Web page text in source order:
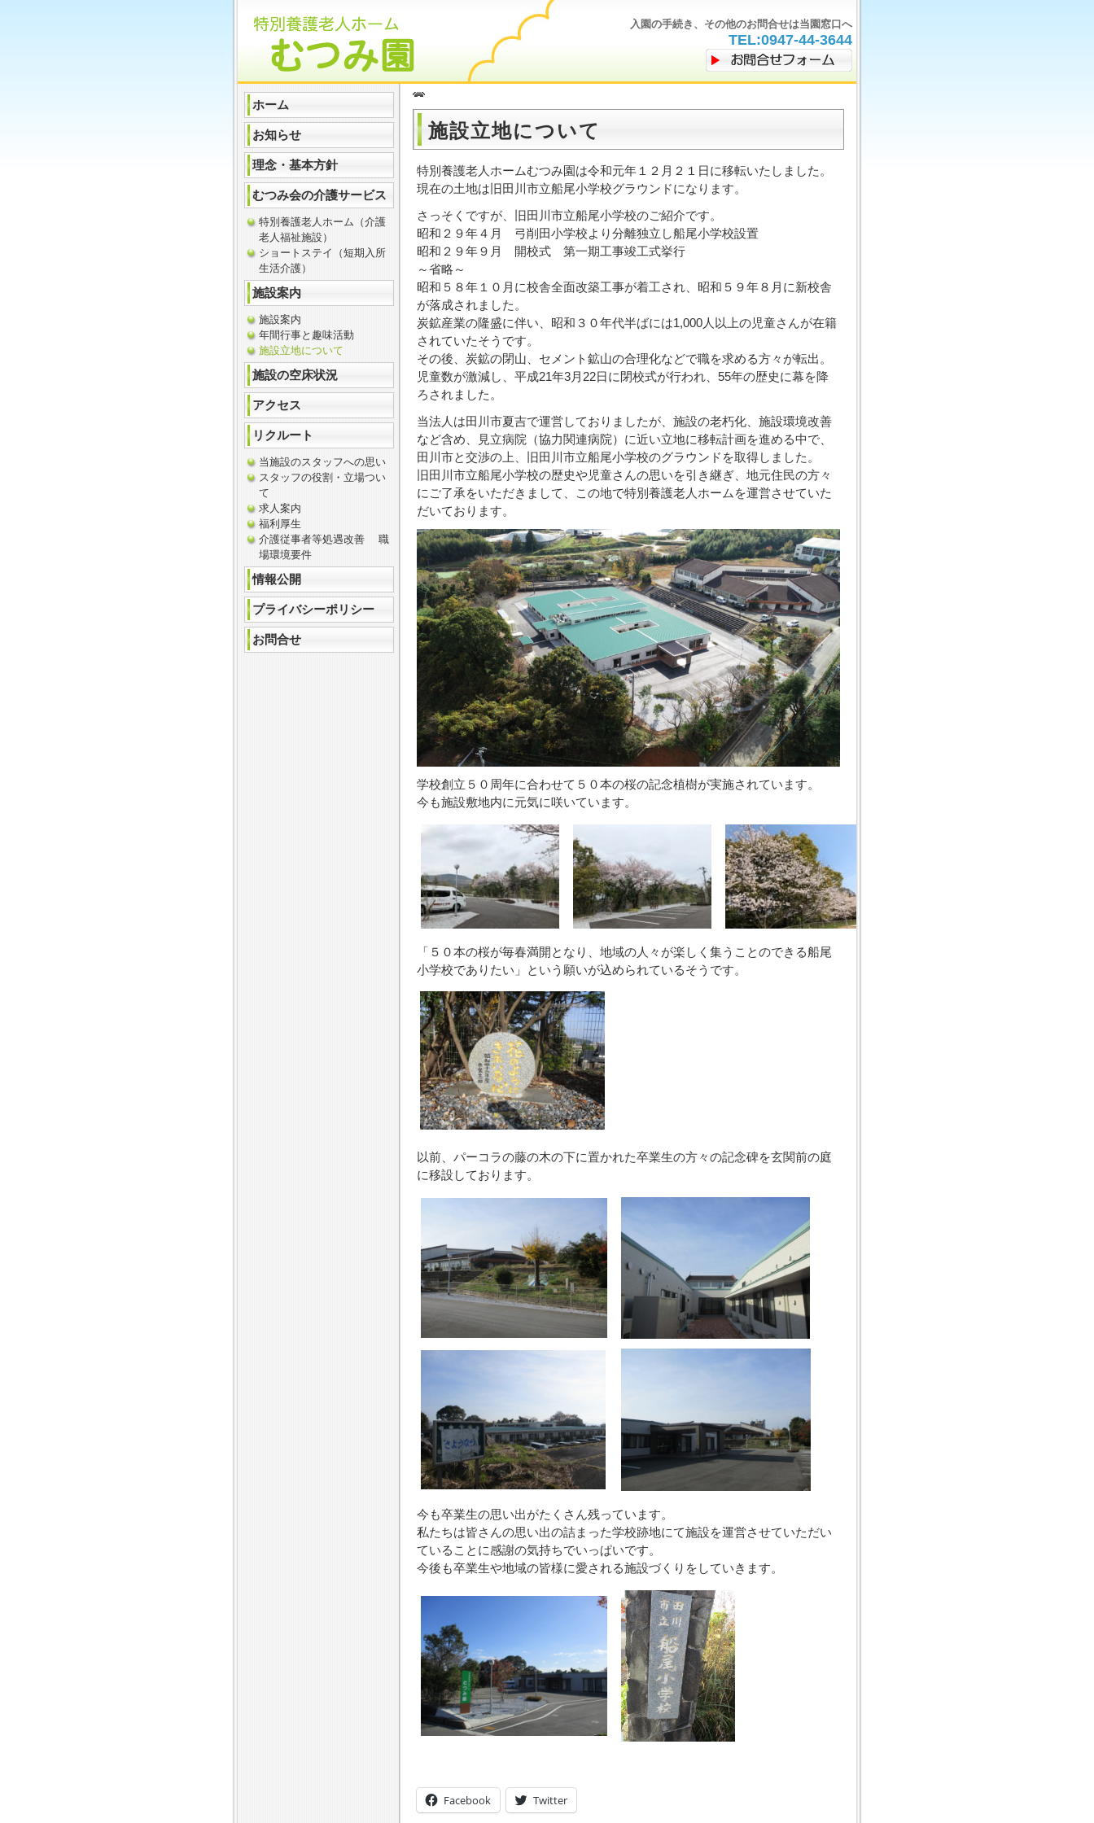
入園の手続き、その他のお問合せは当園窓口へ
TEL:0947-44-3644
施設立地について
特別養護老人ホームむつみ園は令和元年１２月２１日に移転いたしました。
現在の土地は旧田川市立船尾小学校グラウンドになります。
さっそくですが、旧田川市立船尾小学校のご紹介です。
昭和２９年４月 弓削田小学校より分離独立し船尾小学校設置
昭和２９年９月 開校式 第一期工事竣工式挙行
～省略～
昭和５８年１０月に校舎全面改築工事が着工され、昭和５９年８月に新校舎
が落成されました。
炭鉱産業の隆盛に伴い、昭和３０年代半ばには1,000人以上の児童さんが在籍
されていたそうです。
その後、炭鉱の閉山、セメント鉱山の合理化などで職を求める方々が転出。
児童数が激減し、平成21年3月22日に閉校式が行われ、55年の歴史に幕を降
ろされました。
当法人は田川市夏吉で運営しておりましたが、施設の老朽化、施設環境改善
など含め、見立病院（協力関連病院）に近い立地に移転計画を進める中で、
田川市と交渉の上、旧田川市立船尾小学校のグラウンドを取得しました。
旧田川市立船尾小学校の歴史や児童さんの思いを引き継ぎ、地元住民の方々
にご了承をいただきまして、この地で特別養護老人ホームを運営させていた
だいております。
学校創立５０周年に合わせて５０本の桜の記念植樹が実施されています。
今も施設敷地内に元気に咲いています。
「５０本の桜が毎春満開となり、地域の人々が楽しく集うことのできる船尾
小学校でありたい」という願いが込められているそうです。
以前、パーコラの藤の木の下に置かれた卒業生の方々の記念碑を玄関前の庭
に移設しております。
今も卒業生の思い出がたくさん残っています。
私たちは皆さんの思い出の詰まった学校跡地にて施設を運営させていただい
ていることに感謝の気持ちでいっぱいです。
今後も卒業生や地域の皆様に愛される施設づくりをしていきます。
Facebook Twitter
ホーム
お知らせ
理念・基本方針
むつみ会の介護サービス
特別養護老人ホーム（介護
老人福祉施設）
ショートステイ（短期入所
生活介護）
施設案内
施設案内
年間行事と趣味活動
施設立地について
施設の空床状況
アクセス
リクルート
当施設のスタッフへの思い
スタッフの役割・立場つい
て
求人案内
福利厚生
介護従事者等処遇改善 職
場環境要件
情報公開
プライバシーポリシー
お問合せ